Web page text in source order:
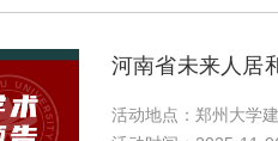
河南省未来人居
活动地点：郑州大学